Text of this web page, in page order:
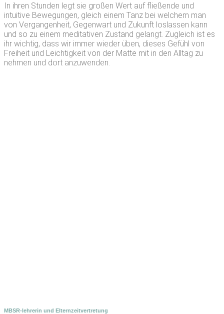
In ihren Stunden legt sie großen Wert auf fließende und
intuitive Bewegungen, gleich einem Tanz bei welchem man
von Vergangenheit, Gegenwart und Zukunft loslassen kann
und so zu einem meditativen Zustand gelangt. Zugleich ist es
ihr wichtig, dass wir immer wieder üben, dieses Gefühl von
Freiheit und Leichtigkeit von der Matte mit in den Alltag zu
nehmen und dort anzuwenden.
MBSR-lehrerin und Elternzeitvertretung